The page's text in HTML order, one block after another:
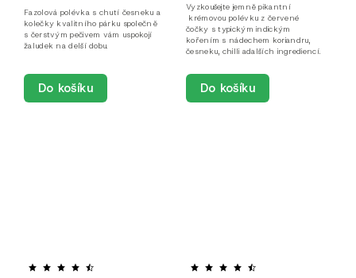
Do košíku
Fazolová polévka s chutí česneku a
kolečky kvalitního párku společně
s čerstvým pečivem vám uspokojí
žaludek na delší dobu.
Do košíku
Vyzkoušejte jemně pikantní
krémovou polévku z červené
čočky s typickým indickým
kořením s nádechem koriandru,
česneku, chilli adalších ingrediencí.